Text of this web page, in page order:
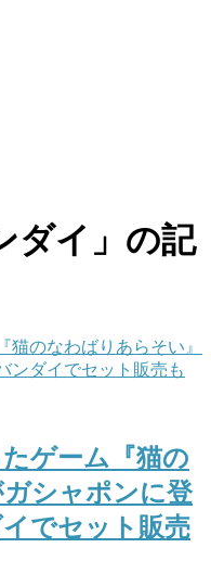
ダイ」の記
ゲーム『猫の
シャポンに登
でセット販売